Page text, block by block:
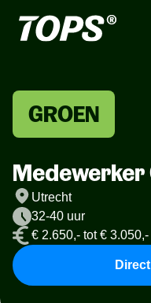
GROEN
Utrecht
32-40 uur
€ 2.650,- tot € 3.050,-